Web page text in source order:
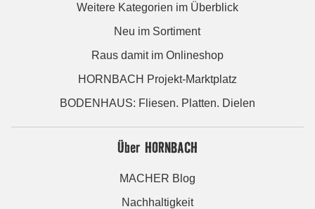
Weitere Kategorien im Überblick
Neu im Sortiment
Raus damit im Onlineshop
HORNBACH Projekt-Marktplatz
BODENHAUS: Fliesen. Platten. Dielen
Über HORNBACH
MACHER Blog
Nachhaltigkeit